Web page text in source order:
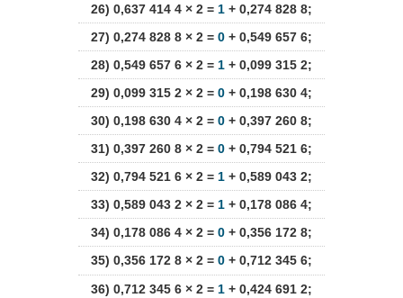
26) 0,637 414 4 × 2 = 1 + 0,274 828 8;
27) 0,274 828 8 × 2 = 0 + 0,549 657 6;
28) 0,549 657 6 × 2 = 1 + 0,099 315 2;
29) 0,099 315 2 × 2 = 0 + 0,198 630 4;
30) 0,198 630 4 × 2 = 0 + 0,397 260 8;
31) 0,397 260 8 × 2 = 0 + 0,794 521 6;
32) 0,794 521 6 × 2 = 1 + 0,589 043 2;
33) 0,589 043 2 × 2 = 1 + 0,178 086 4;
34) 0,178 086 4 × 2 = 0 + 0,356 172 8;
35) 0,356 172 8 × 2 = 0 + 0,712 345 6;
36) 0,712 345 6 × 2 = 1 + 0,424 691 2;